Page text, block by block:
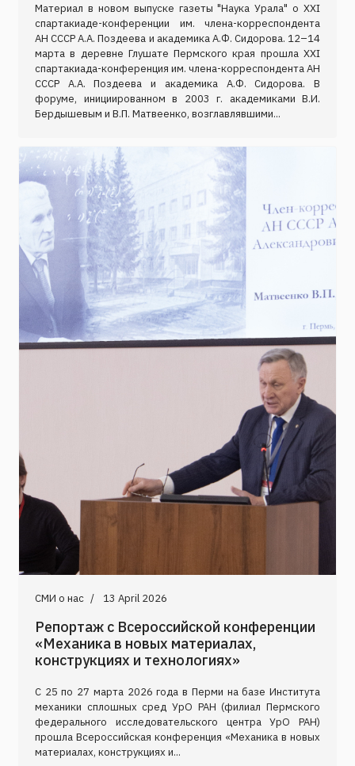
Материал в новом выпуске газеты "Наука Урала" о XXI
спартакиаде-конференции им. члена-корреспондента
АН СССР А.А. Поздеева и академика А.Ф. Сидорова. 12–14
марта в деревне Глушате Пермского края прошла XXI
спартакиада-конференция им. члена-корреспондента АН
СССР А.А. Поздеева и академика А.Ф. Сидорова. В
форуме, инициированном в 2003 г. академиками В.И.
Бердышевым и В.П. Матвеенко, возглавлявшими...
СМИ о нас 13 April 2026
Репортаж с Всероссийской конференции
«Механика в новых материалах,
конструкциях и технологиях»
С 25 по 27 марта 2026 года в Перми на базе Института
механики сплошных сред УрО РАН (филиал Пермского
федерального исследовательского центра УрО РАН)
прошла Всероссийская конференция «Механика в новых
материалах, конструкциях и...